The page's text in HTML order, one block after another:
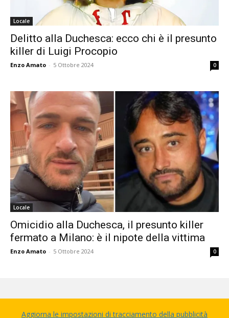
Locale
Delitto alla Duchesca: ecco chi è il presunto
killer di Luigi Procopio
Enzo Amato - 5 Ottobre 2024 0
Locale
Omicidio alla Duchesca, il presunto killer
fermato a Milano: è il nipote della vittima
Enzo Amato - 5 Ottobre 2024 0
Aggiorna le impostazioni di tracciamento della pubblicità